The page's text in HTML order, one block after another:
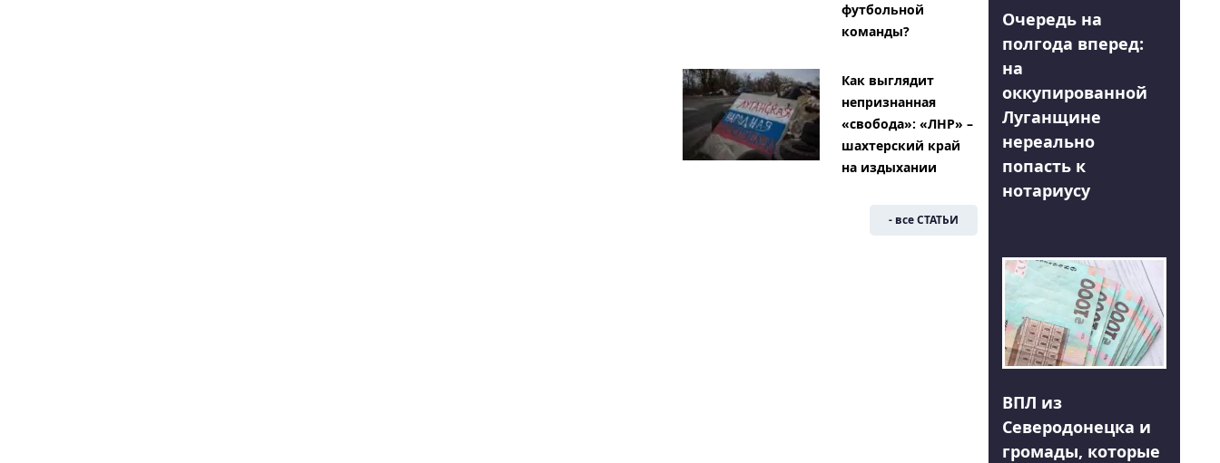
футбольной
команды?
Как выглядит
непризнанная
«свобода»: «ЛНР» –
шахтерский край
на издыхании
- все СТАТЬИ
Очередь на
полгода вперед:
на
оккупированной
Луганщине
нереально
попасть к
нотариусу
ВПЛ из
Северодонецка и
громады, которые